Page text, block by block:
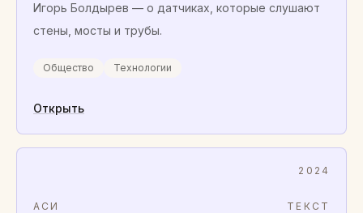
Игорь Болдырев — о датчиках, которые слушают
стены, мосты и трубы.
Общество Технологии
Открыть
2024
АСИ ТЕКСТ